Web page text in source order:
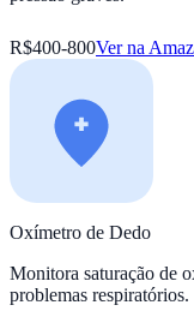
R$400-800Ver na
Oxímetro de Dedo
Monitora saturação de
problemas respiratórios.